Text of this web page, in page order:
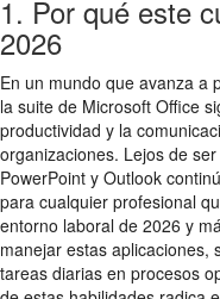
1. Por qué este
2026
En un mundo que avanza a
la suite de Microsoft Office
productividad y la
organizaciones. Lejos de
PowerPoint y Outlook
para cualquier profesional
entorno laboral de 2026 y
manejar estas aplicaciones,
tareas diarias en procesos